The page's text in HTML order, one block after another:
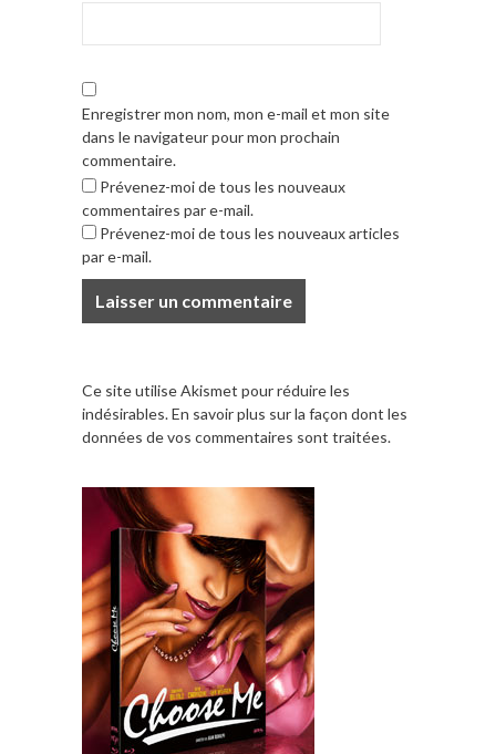
Enregistrer mon nom, mon e-mail et mon site
dans le navigateur pour mon prochain
commentaire.
Prévenez-moi de tous les nouveaux
commentaires par e-mail.
Prévenez-moi de tous les nouveaux articles
par e-mail.
Ce site utilise Akismet pour réduire les
indésirables.En savoir plus sur la façon dont les
données de vos commentaires sont traitées.